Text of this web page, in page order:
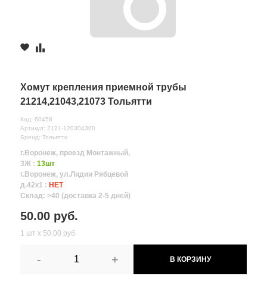
Хомут крепления приемной трубы
21214,21043,21073 Тольятти
Код: 60458
Артикул: 2121-120304300
Бренд: Тольятти
г.Воронеж, проезд Монтажный,
3Ж : 13шт
г.Воронеж, ул.Лидии Рябцевой
д.42к1 : НЕТ
Склад: >40 (доставка 2-5 дней)
50.00 руб.
1 шт х 50.00 руб.
- + В КОРЗИНУ